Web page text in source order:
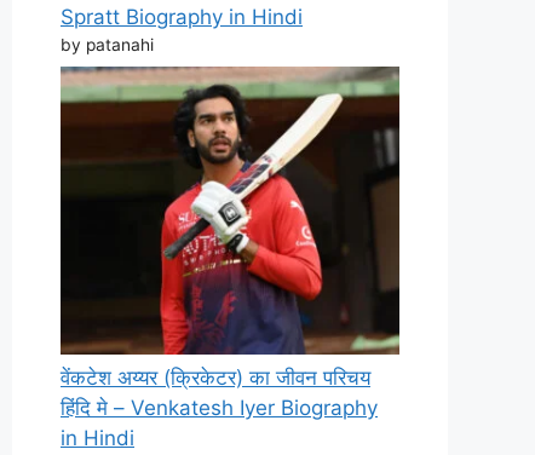
Spratt Biography in Hindi
by patanahi
वेंकटेश अय्यर (क्रिकेटर) का जीवन परिचय
हिंदि मे – Venkatesh Iyer Biography
in Hindi